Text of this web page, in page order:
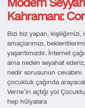
Kahramanı:
Bizi biz yapan, kişiliğimizi,
amaçlarımızı,
yaşantımızdır. İnternet
ama neden seyahat
nedir sorusunun
çocukluk çağında
Verne’in açtığı yol
hep hülyalara